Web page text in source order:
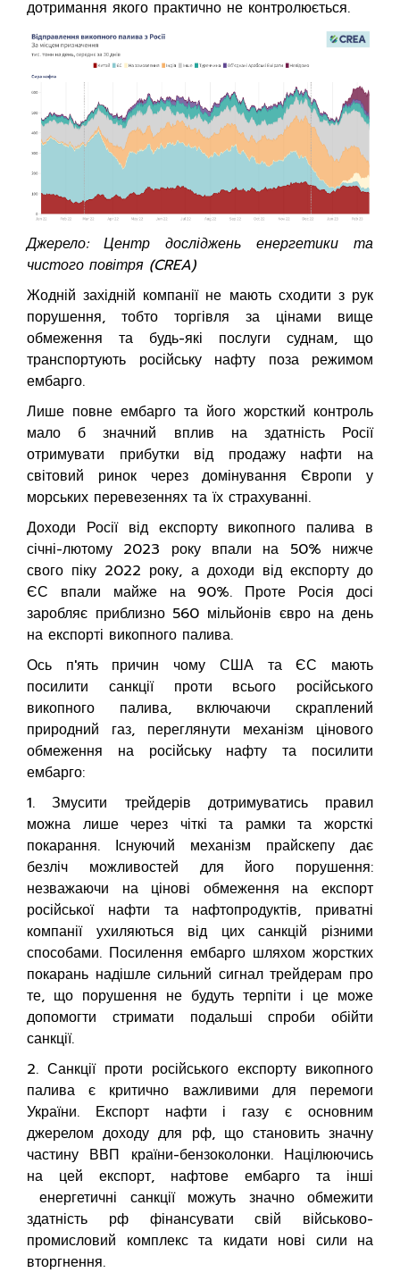
дотримання якого практично не контролюється.
Джерело: Центр досліджень енергетики та
чистого повітря (CREA)
Жодній західній компанії не мають сходити з рук
порушення, тобто торгівля за цінами вище
обмеження та будь-які послуги суднам, що
транспортують російську нафту поза режимом
ембарго.
Лише повне ембарго та його жорсткий контроль
мало б значний вплив на здатність Росії
отримувати прибутки від продажу нафти на
світовий ринок через домінування Європи у
морських перевезеннях та їх страхуванні.
Доходи Росії від експорту викопного палива в
січні-лютому 2023 року впали на 50% нижче
свого піку 2022 року, а доходи від експорту до
ЄС впали майже на 90%. Проте Росія досі
заробляє приблизно 560 мільйонів євро на день
на експорті викопного палива.
Ось п'ять причин чому США та ЄС мають
посилити санкції проти всього російського
викопного палива, включаючи скраплений
природний газ, переглянути механізм цінового
обмеження на російську нафту та посилити
ембарго:
1. Змусити трейдерів дотримуватись правил
можна лише через чіткі та рамки та жорсткі
покарання. Існуючий механізм прайскепу дає
безліч можливостей для його порушення:
незважаючи на цінові обмеження на експорт
російської нафти та нафтопродуктів, приватні
компанії ухиляються від цих санкцій різними
способами. Посилення ембарго шляхом жорстких
покарань надішле сильний сигнал трейдерам про
те, що порушення не будуть терпіти і це може
допомогти стримати подальші спроби обійти
санкції.
2. Санкції проти російського експорту викопного
палива є критично важливими для перемоги
України. Експорт нафти і газу є основним
джерелом доходу для рф, що становить значну
частину ВВП країни-бензоколонки. Націлюючись
на цей експорт, нафтове ембарго та інші
енергетичні санкції можуть значно обмежити
здатність рф фінансувати свій військово-
промисловий комплекс та кидати нові сили на
вторгнення.